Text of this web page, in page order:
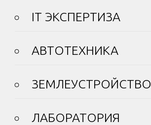
IT ЭКСПЕРТИЗА
АВТОТЕХНИКА
ЗЕМЛЕУСТРОЙСТВО
ЛАБОРАТОРИЯ